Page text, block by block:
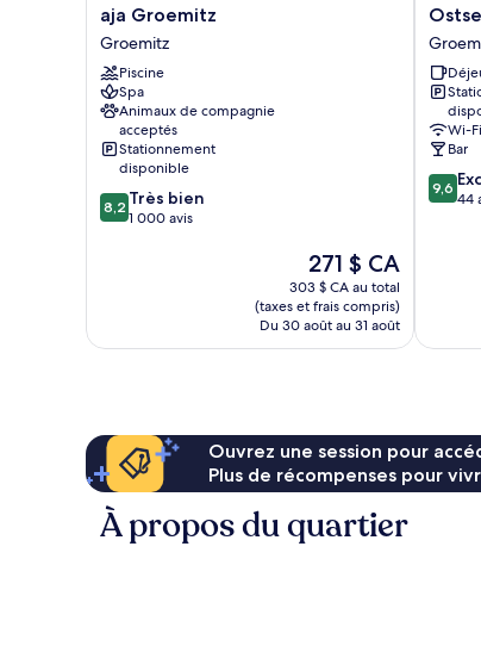
aja
Groemitz
Groemitz
aja Groemitz
Groemitz
Piscine
Spa
Animaux de compagnie
acceptés
Stationnement
disponible
8.2
sur
8,2 Très bien
1 000 avis
Le
prix
est
de
271 $ CA
271 $ CA
303 $ CA au total
(taxes et frais compris)
Du 30 août au 31 août
Wi-
Bar
9.6
sur
9,6
44
Ouvrez une session pour
Plus de récompenses pour
À propos du quartier